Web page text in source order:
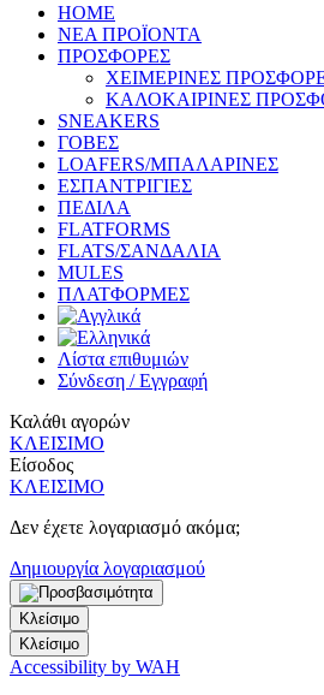
HOME
ΝΕΑ ΠΡΟΪΟΝΤΑ
ΠΡΟΣΦΟΡΕΣ
ΧΕΙΜΕΡΙΝΕΣ
ΚΑΛΟΚΑΙΡΙΝΕΣ
SNEAKERS
ΓΟΒΕΣ
LOAFERS/ΜΠΑΛΑΡΙΝΕΣ
ΕΣΠΑΝΤΡΙΓΙΕΣ
ΠΕΔΙΛΑ
FLATFORMS
FLATS/ΣΑΝΔΑΛΙΑ
MULES
ΠΛΑΤΦΟΡΜΕΣ
Λίστα επιθυμιών
Σύνδεση / Εγγραφή
Καλάθι αγορών
ΚΛΕΙΣΙΜΟ
Είσοδος
ΚΛΕΙΣΙΜΟ
Δεν έχετε λογαριασμό ακόμα;
Δημιουργία λογαριασμού
Κλείσιμο
Κλείσιμο
Accessibility by WAH